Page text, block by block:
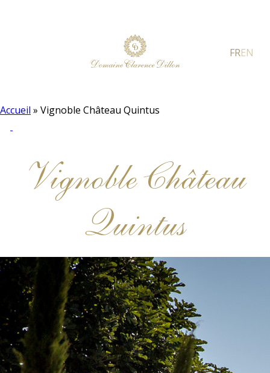
FREN
Accueil » Vignoble Château Quintus
Vignoble Château
Quintus